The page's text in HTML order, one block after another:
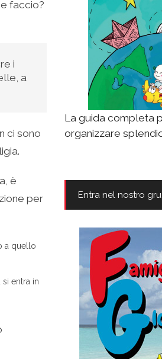
faccio?
i
a
ci sono
è
per
a quello
si entra in
La guida completa
organizzare
Entra nel nostro